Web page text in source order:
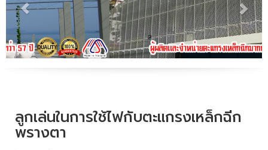
ลูกเล่นในการใช้ไฟกับตะแกรงเหล็กฉีก
พรางตา